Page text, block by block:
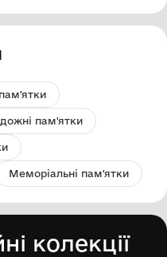
пам'ятки
Меморіальні пам'ятки
колекції